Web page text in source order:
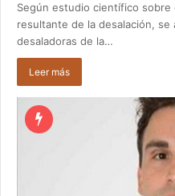
Según estudio científico sobre
resultante de la desalación, se
desaladoras de la…
Leer más